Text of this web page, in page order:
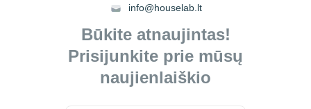
info@houselab.lt
Būkite atnaujintas!
Prisijunkite prie mūsų
naujienlaiškio